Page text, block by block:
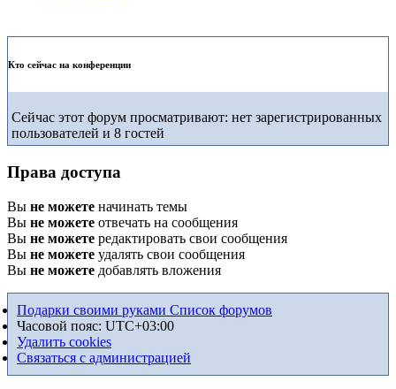
Кто сейчас на конференции
Сейчас этот форум просматривают: нет зарегистрированных
пользователей и 8 гостей
Права доступа
Вы не можете начинать темы
Вы не можете отвечать на сообщения
Вы не можете редактировать свои сообщения
Вы не можете удалять свои сообщения
Вы не можете добавлять вложения
Подарки своими руками Список форумов
Часовой пояс: UTC+03:00
Удалить cookies
Связаться с администрацией